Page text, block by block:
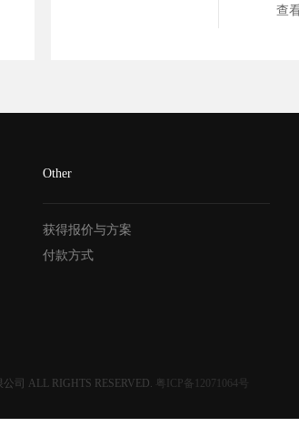
查
Other
获得报价与方案
付款方式
司 ALL RIGHTS RESERVED. 粤ICP备12071064号